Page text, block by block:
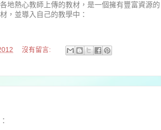
地熱心教師上傳的教材，是一個擁有豐富資源的
，並導入自己的教學中：
沒有留言: